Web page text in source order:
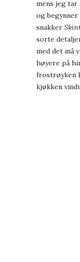
mens jeg tar
og begynner
snakker
sorte
med det må
høyere på
frostrøyken
kjøkken